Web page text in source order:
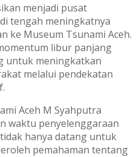
menjadi pusat
tengah meningkatnya
ke Museum Tsunami Aceh.
libur panjang
untuk meningkatkan
melalui pendekatan
Aceh M Syahputra
waktu penyelenggaraan
hanya datang untuk
pemahaman tentang